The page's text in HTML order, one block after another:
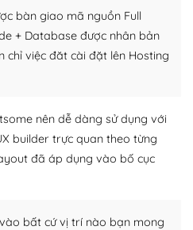
có thể lên mạng và tìm
họ sẽ giúp bạn trả
sẵn sàng hỗ trợ bạn
cài đặt thêm vào
tính năng cần thiết. Có
phí.
đảo, thư viện themes và
bàn giao mã nguồn Full
+ Database được nhân bản
chỉ việc đăt cài đặt lên Hosting
nên dễ dàng sử dụng với
builder trực quan theo từng
đã áp dụng vào bố cục
bất cứ vị trí nào bạn mong